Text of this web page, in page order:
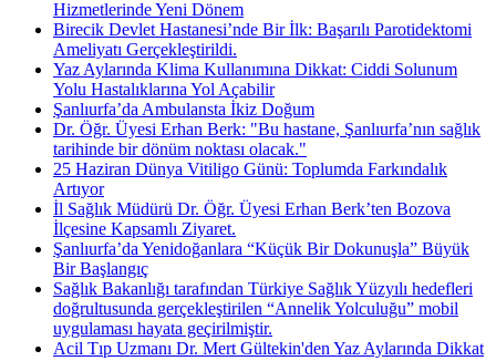
Hizmetlerinde Yeni Dönem
Birecik Devlet Hastanesi’nde Bir İlk: Başarılı Parotidektomi
Ameliyatı Gerçekleştirildi.
Yaz Aylarında Klima Kullanımına Dikkat: Ciddi Solunum
Yolu Hastalıklarına Yol Açabilir
Şanlıurfa’da Ambulansta İkiz Doğum
Dr. Öğr. Üyesi Erhan Berk: "Bu hastane, Şanlıurfa’nın sağlık
tarihinde bir dönüm noktası olacak."
25 Haziran Dünya Vitiligo Günü: Toplumda Farkındalık
Artıyor
İl Sağlık Müdürü Dr. Öğr. Üyesi Erhan Berk’ten Bozova
İlçesine Kapsamlı Ziyaret.
Şanlıurfa’da Yenidoğanlara “Küçük Bir Dokunuşla” Büyük
Bir Başlangıç
Sağlık Bakanlığı tarafından Türkiye Sağlık Yüzyılı hedefleri
doğrultusunda gerçekleştirilen “Annelik Yolculuğu” mobil
uygulaması hayata geçirilmiştir.
Acil Tıp Uzmanı Dr. Mert Gültekin'den Yaz Aylarında Dikkat